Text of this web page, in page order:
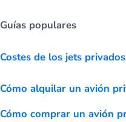
Guías populares
Costes de los jets privados
Cómo alquilar un avión
Cómo comprar un avión